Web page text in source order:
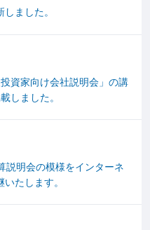
ました。
資家向け会社説明会」の講
しました。
説明会の模様をインターネ
たします。